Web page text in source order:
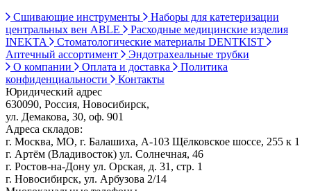
Сшивающие инструменты
Наборы для катетеризации
центральных вен ABLE
Расходные медицинские изделия
INEKTA
Стоматологические материалы DENTKIST
Аптечный ассортимент
Эндотрахеальные трубки
О компании
Оплата и доставка
Политика
конфиденциальности
Контакты
Юридический адрес
630090, Россия, Новосибирск,
ул. Демакова, 30, оф. 901
Адреса складов:
г. Москва, МО, г. Балашиха, А-103 Щёлковское шоссе, 255 к 1
г. Артём (Владивосток) ул. Солнечная, 46
г. Ростов-на-Дону ул. Орская, д. 31, стр. 1
г. Новосибирск, ул. Арбузова 2/14